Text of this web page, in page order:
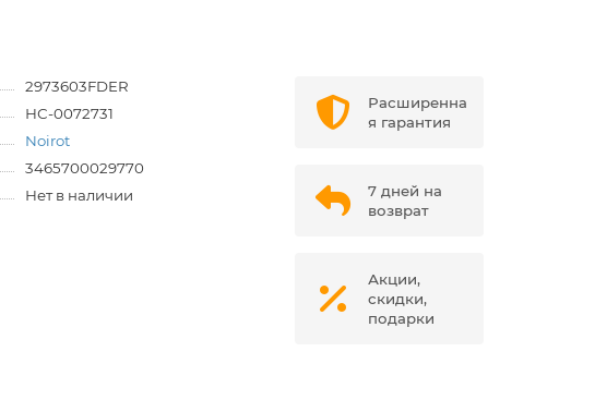
2973603FDER
НС-0072731
Noirot
3465700029770
Нет в наличии
Расширенна
я гарантия
7 дней на
возврат
Акции,
скидки,
подарки